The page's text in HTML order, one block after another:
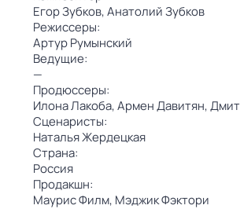
Егор Зубков,Анатолий Зубков
Режиссеры:
Артур Румынский
Ведущие:
—
Продюссеры:
Илона Лакоба,Армен Давитян,
Сценаристы:
Наталья Жердецкая
Страна:
Россия
Продакшн:
Маурис Филм, Мэджик Фэктори